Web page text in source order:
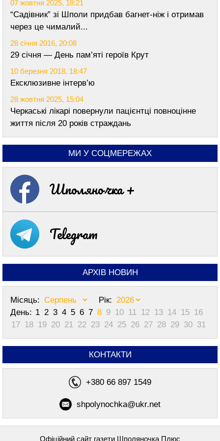
07 жовтня 2025, 18:21
“Садівник” зі Шполи придбав багнет-ніж і отримав
через це чималий...
28 січня 2016, 20:08
29 січня — День пам’яті героїв Крут
10 березня 2018, 18:47
Ексклюзивне інтерв’ю
28 жовтня 2025, 15:04
Черкаські лікарі повернули пацієнтці повноцінне
життя після 20 років страждань
МИ У СОЦМЕРЕЖАХ
Шполяночка +
Telegram
АРХІВ НОВИН
Місяць:
Рік:
День: 1 2 3 4 5 6 7 8 9 10 11 12 13 14 15 16
17 18 19 20 21 22 23 24 25 26 27 28 29 30 31
КОНТАКТИ
+380 66 897 1549
shpolynochka@ukr.net
Офіційний сайт газети Шполяночка Плюс